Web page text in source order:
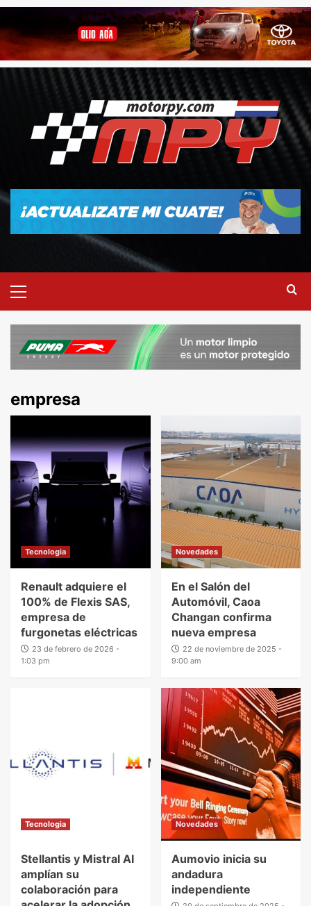
empresa
Tecnologia
Renault adquiere el
100% de Flexis SAS,
empresa de
furgonetas eléctricas
23 de febrero de 2026 -
1:03 pm
Novedades
En el Salón del
Automóvil, Caoa
Changan confirma
nueva empresa
22 de noviembre de 2025 -
9:00 am
Tecnologia
Stellantis y Mistral AI
amplían su
colaboración para
Novedades
Aumovio inicia su
andadura
independiente